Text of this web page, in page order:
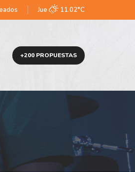
Jue 11.02°C
+200 PROPUESTAS